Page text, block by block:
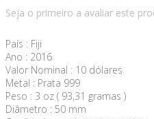
Seja o primeiro a avaliar este
País : Fiji
Ano : 2016
Valor Nominal : 10 dólares
Metal : Prata 999
Peso : 3 oz ( 93,31 gramas )
Diâmetro : 50 mm